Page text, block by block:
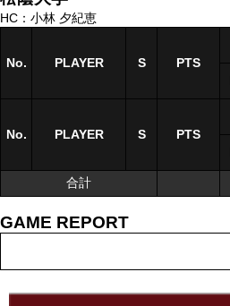
HC：小林 夕紀恵
No. PLAYER S
No. PLAYER S
合計
No. PLAYER S PTS
No. PLAYER S PTS
合計
GAME REPORT